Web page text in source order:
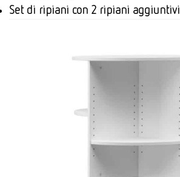
Set di ripiani con 2 ripiani aggiuntivi